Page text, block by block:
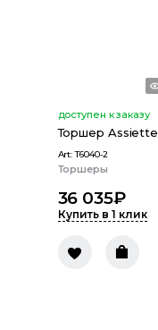
доступен к заказу
Торшер Assiette
Art:T6040-2
Торшеры
36 035₽
Купить в 1 клик